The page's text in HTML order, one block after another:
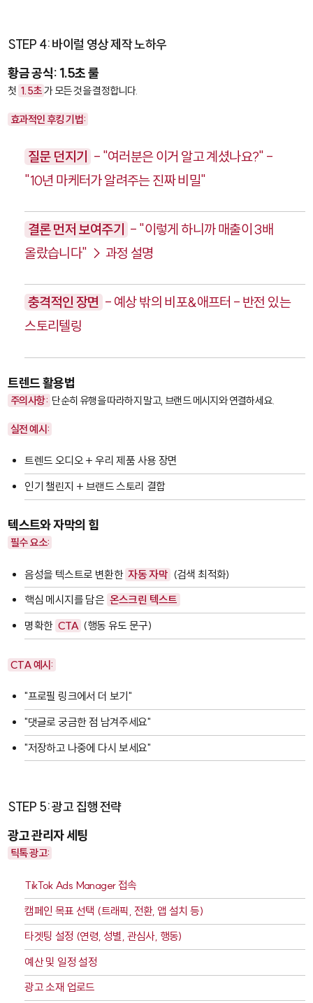
STEP 4: 바이럴 영상 제작 노하우
황금 공식: 1.5초 룰
첫 1.5초가 모든 것을 결정합니다.
효과적인 후킹 기법:
질문 던지기
- "여러분은 이거 알고 계셨나요?" -
"10년 마케터가 알려주는 진짜 비밀"
결론 먼저 보여주기
- "이렇게 하니까 매출이 3배
올랐습니다" → 과정 설명
충격적인 장면 - 예상 밖의 비포&애프터 - 반전 있는
스토리텔링
트렌드 활용법
주의사항: 단순히 유행을 따라하지 말고, 브랜드 메시지와 연결하세요.
실전 예시:
트렌드 오디오 + 우리 제품 사용 장면
인기 챌린지 + 브랜드 스토리 결합
텍스트와 자막의 힘
필수 요소:
음성을 텍스트로 변환한 자동 자막 (검색 최적화)
핵심 메시지를 담은 온스크린 텍스트
명확한 CTA (행동 유도 문구)
CTA 예시:
"프로필 링크에서 더 보기"
"댓글로 궁금한 점 남겨주세요"
"저장하고 나중에 다시 보세요"
STEP 5: 광고 집행 전략
광고 관리자 세팅
틱톡 광고:
TikTok Ads Manager접속
캠페인 목표 선택 (트래픽, 전환, 앱 설치 등)
타겟팅 설정 (연령, 성별, 관심사, 행동)
예산 및 일정 설정
광고 소재 업로드